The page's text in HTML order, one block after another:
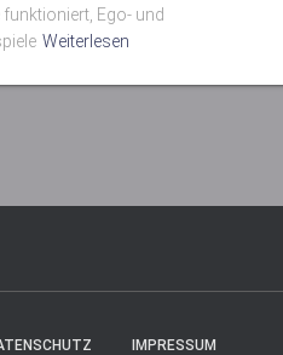
funktioniert, Ego- und
Weiterlesen
IMPRESSUM